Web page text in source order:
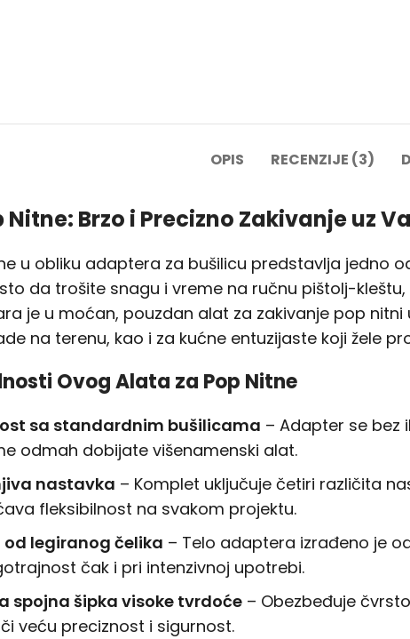
OPIS RECENZIJE (3)
Nitne: Brzo i Precizno Zakivanje uz
u obliku adaptera za bušilicu predstavlja jedno
da trošite snagu i vreme na ručnu pištolj-
je u moćan, pouzdan alat za zakivanje pop
na terenu, kao i za kućne entuzijaste koji žele
Ovog Alata za Pop Nitne
sa standardnim bušilicama – Adapter se bez
odmah dobijate višenamenski alat.
nastavka – Komplet uključuje četiri različita
fleksibilnost na svakom projektu.
legiranog čelika – Telo adaptera izrađeno je
čak i pri intenzivnoj upotrebi.
spojna šipka visoke tvrdoće – Obezbeđuje
veću preciznost i sigurnost.